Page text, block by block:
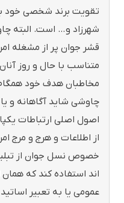
تقویت برند شخصی خود
شهرزاد و… است. البته
قشر جوان پر از مشغله
متناسب با حال و روز
مخاطبان هدف خود
چاوشی شاید آگاهانه و یا
اصول اصلی ارتباطات
از اطلاعات و هرج و مرج
خصوص نسل جوان از
اند استفاده کند که همان
عمومی یا به تعبیر